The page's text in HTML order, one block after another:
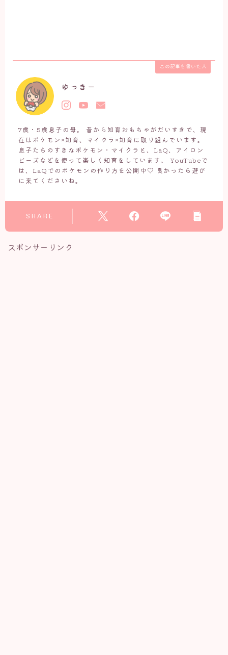
この記事を書いた人
ゆっきー
7歳・5歳息子の母。 昔から知育おもちゃがだいすきで、現
在はポケモン×知育、マイクラ×知育に取り組んでいます。
息子たちのすきなポケモン・マイクラと、LaQ、アイロン
ビーズなどを使って楽しく知育をしています。 YouTubeで
は、LaQでのポケモンの作り方を公開中♡ 良かったら遊び
に来てくださいね。
SHARE
スポンサーリンク